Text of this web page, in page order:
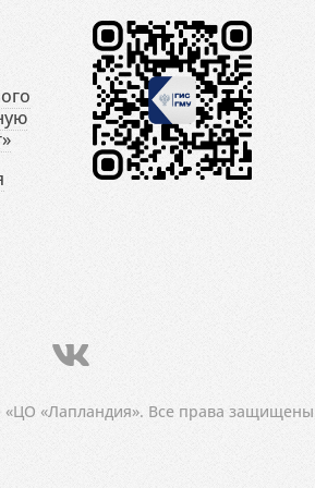
«Лапландия». Все права